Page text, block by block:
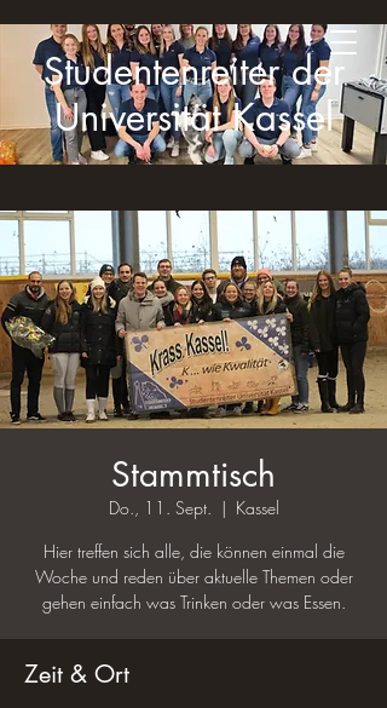
Studentenreiter der
Universität Kassel
Stammtisch
Do., 11. Sept.
  |
Kassel
Hier treffen sich alle, die können einmal die
Woche und reden über aktuelle Themen oder
gehen einfach was Trinken oder was Essen.
Zeit & Ort